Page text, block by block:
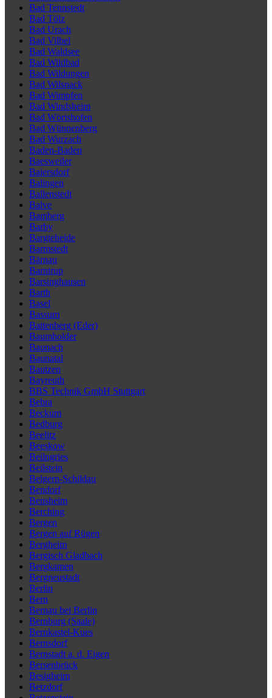
Bad Tennstedt
Bad Tölz
Bad Urach
Bad Vilbel
Bad Waldsee
Bad Wildbad
Bad Wildungen
Bad Wilsnack
Bad Wimpfen
Bad Windsheim
Bad Wörishofen
Bad Wünnenberg
Bad Wurzach
Baden-Baden
Baesweiler
Baiersdorf
Balingen
Ballenstedt
Balve
Bamberg
Barby
Bargteheide
Barmstedt
Bärnau
Barntrup
Barsinghausen
Barth
Basel
Bassum
Battenberg (Eder)
Baumholder
Baunach
Baunatal
Bautzen
Bayreuth
BBS Technik GmbH Stuttgart
Bebra
Beckum
Bedburg
Beelitz
Beeskow
Beilngries
Beilstein
Belgern-Schildau
Bendorf
Bensheim
Berching
Bergen
Bergen auf Rügen
Bergheim
Bergisch Gladbach
Bergkamen
Bergneustadt
Berlin
Bern
Bernau bei Berlin
Bernburg (Saale)
Bernkastel-Kues
Bernsdorf
Bernstadt a. d. Eigen
Bersenbrück
Besigheim
Betzdorf